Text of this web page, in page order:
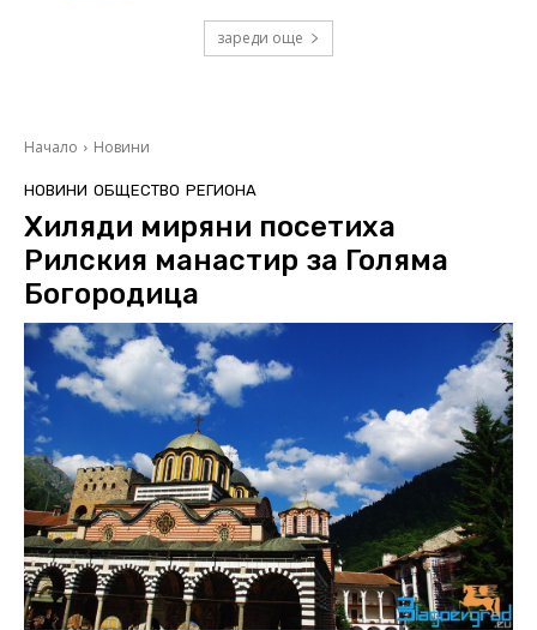
зареди още